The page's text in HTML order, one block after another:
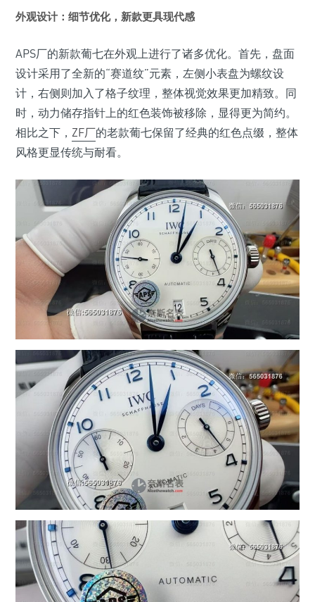
外观设计：细节优化，新款更具现代感
APS厂的新款葡七在外观上进行了诸多优化。首先，盘面
设计采用了全新的“赛道纹”元素，左侧小表盘为螺纹设
计，右侧则加入了格子纹理，整体视觉效果更加精致。同
时，动力储存指针上的红色装饰被移除，显得更为简约。
相比之下， ZF厂的老款葡七保留了经典的红色点缀，整体
风格更显传统与耐看。